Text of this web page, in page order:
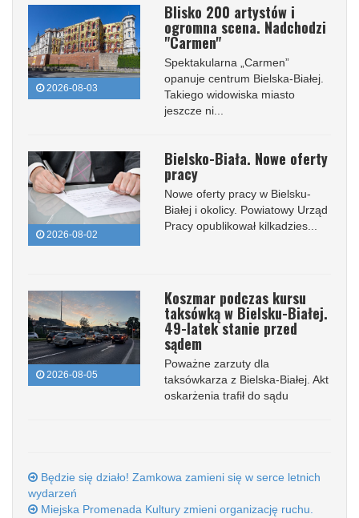
2026-08-03
Blisko 200 artystów i
ogromna scena. Nadchodzi
"Carmen"
Spektakularna „Carmen”
opanuje centrum Bielska-Białej.
Takiego widowiska miasto
jeszcze ni...
2026-08-02
Bielsko-Biała. Nowe oferty
pracy
Nowe oferty pracy w Bielsku-
Białej i okolicy. Powiatowy Urząd
Pracy opublikował kilkadzies...
2026-08-05
Koszmar podczas kursu
taksówką w Bielsku-Białej.
49-latek stanie przed
sądem
Poważne zarzuty dla
taksówkarza z Bielska-Białej. Akt
oskarżenia trafił do sądu
Będzie się działo! Zamkowa zamieni się w serce letnich
wydarzeń
Miejska Promenada Kultury zmieni organizację ruchu.